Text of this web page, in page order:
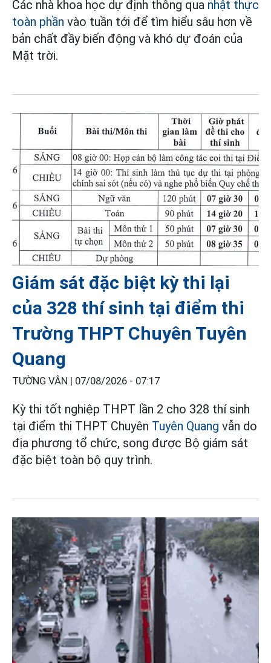
Các nhà khoa học dự định thông qua nhật thực
toàn phần vào tuần tới để tìm hiểu sâu hơn về
bản chất đầy biến động và khó dự đoán của
Mặt trời.
Giám sát đặc biệt kỳ thi lại
của 328 thí sinh tại điểm thi
Trường THPT Chuyên Tuyên
Quang
TƯỜNG VÂN | 07/08/2026 - 07:17
Kỳ thi tốt nghiệp THPT lần 2 cho 328 thí sinh
tại điểm thi THPT Chuyên Tuyên Quang vẫn do
địa phương tổ chức, song được Bộ giám sát
đặc biệt toàn bộ quy trình.